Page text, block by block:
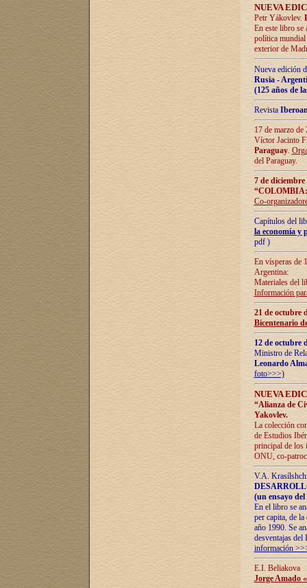
NUEVA
Petr Yákovlev.
En este libro se
política mundial
exterior de
Nueva edición
Rusia -
(125 años de
Revista
17 de marzo
Víctor Jacinto
Paraguay.
del Paraguay.
7 de
Co-
Capítulos del
la economía y
pdf )
En vísperas de
Argentina:
Materiales del
Información
21 de octubre
Bicentenario
12 de octubre
Ministro de
Leonardo
foto>>>)
NUEVA
“Alianza de
Yakovlev.
La colección
de Estudios
principal de los
ONU, co-
V.A.
(un ensayo
En el libro se
per capita, de
año 1990. Se
desventajas
información
E.I. Beliakova
Jorge Amado